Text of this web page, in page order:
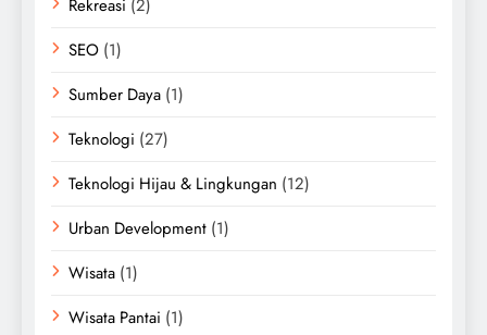
Rekreasi (2)
SEO (1)
Sumber Daya (1)
Teknologi (27)
Teknologi Hijau & Lingkungan (12)
Urban Development (1)
Wisata (1)
Wisata Pantai (1)